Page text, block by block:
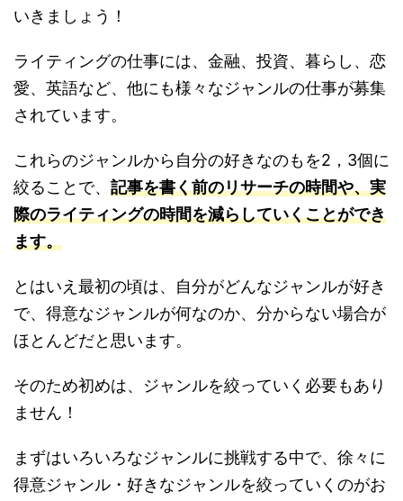
いきましょう！
ライティングの仕事には、金融、投資、暮らし、恋
愛、英語など、他にも様々なジャンルの仕事が募集
されています。
これらのジャンルから自分の好きなのもを2，3個に
絞ることで、 記事を書く前のリサーチの時間や、実
際のライティングの時間を減らしていくことができ
ます。
とはいえ最初の頃は、自分がどんなジャンルが好き
で、得意なジャンルが何なのか、分からない場合が
ほとんどだと思います。
そのため初めは、ジャンルを絞っていく必要もあり
ません！
まずはいろいろなジャンルに挑戦する中で、徐々に
得意ジャンル・好きなジャンルを絞っていくのがお